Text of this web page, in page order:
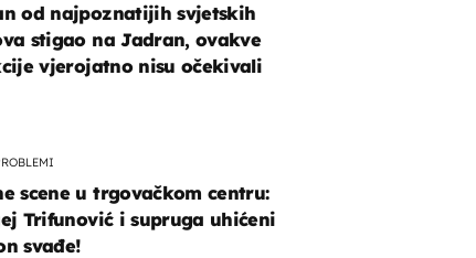
od najpoznatijih svjetskih
stigao na Jadran, ovakve
vjerojatno nisu očekivali
scene u trgovačkom centru:
Trifunović i supruga uhićeni
svađe!